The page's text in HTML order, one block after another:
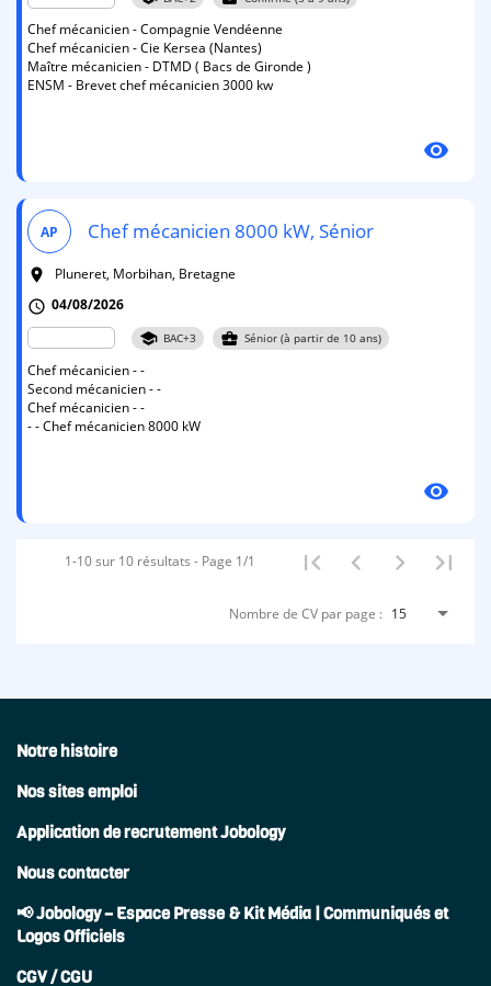
Chef mécanicien - Compagnie Vendéenne
Chef mécanicien - Cie Kersea (Nantes)
Maître mécanicien - DTMD ( Bacs de Gironde )
ENSM - Brevet chef mécanicien 3000 kw
visibility
AP Chef mécanicien 8000 kW, Sénior
room
Pluneret, Morbihan, Bretagne
schedule 04/08/2026
school BAC+3 business_center Sénior (à partir de 10 ans)
Chef mécanicien - -
Second mécanicien - -
Chef mécanicien - -
- - Chef mécanicien 8000 kW
visibility
Nombre de CV par page : 15
1-10 sur 10 résultats - Page 1/1
Notre histoire
Nos sites emploi
Application de recrutement Jobology
Nous contacter
📢 Jobology – Espace Presse & Kit Média | Communiqués et
Logos Officiels
CGV / CGU